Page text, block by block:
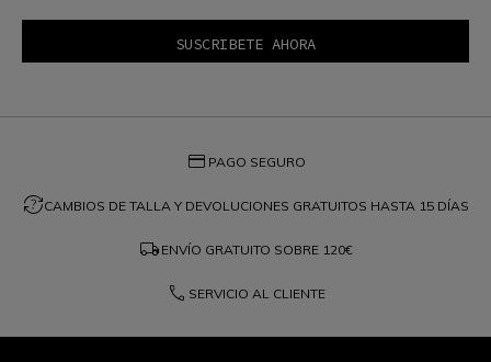
credit_card PAGO SEGURO
question_exchangeCAMBIOS DE TALLA Y DEVOLUCIONES GRATUITOS HASTA 15 DÍAS
local_shipping ENVÍO GRATUITO SOBRE 120€
phone SERVICIO AL CLIENTE